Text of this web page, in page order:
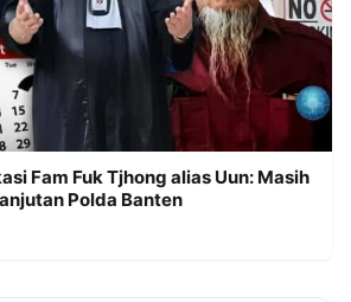
Fam Fuk Tjhong alias Uun: Masih
Polda Banten